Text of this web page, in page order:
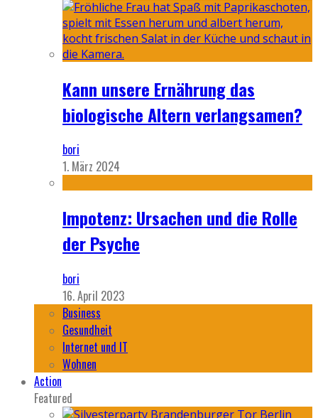
Kann unsere Ernährung das
biologische Altern verlangsamen?
bori
1. März 2024
Impotenz: Ursachen und die Rolle
der Psyche
bori
16. April 2023
Business
Gesundheit
Internet und IT
Wohnen
Action
Featured